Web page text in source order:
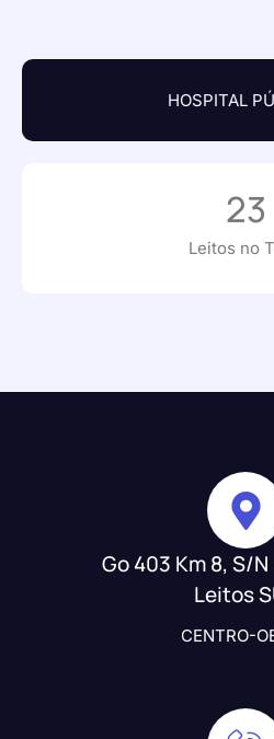
HOSPITAL
Leitos no
23
Go 403 Km 8, S/
Leitos
CENTRO-